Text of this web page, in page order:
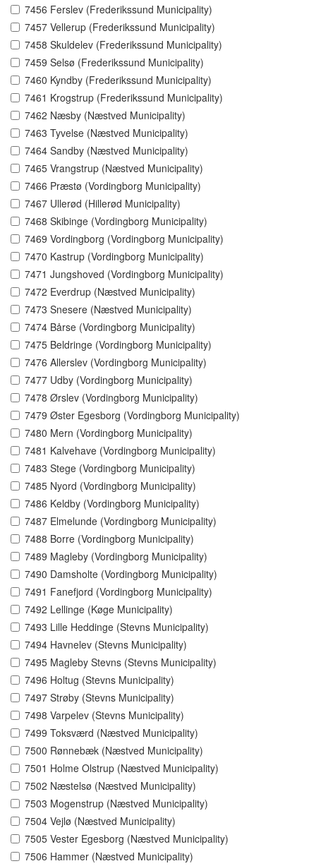
7456 Ferslev (Frederikssund Municipality)
7457 Vellerup (Frederikssund Municipality)
7458 Skuldelev (Frederikssund Municipality)
7459 Selsø (Frederikssund Municipality)
7460 Kyndby (Frederikssund Municipality)
7461 Krogstrup (Frederikssund Municipality)
7462 Næsby (Næstved Municipality)
7463 Tyvelse (Næstved Municipality)
7464 Sandby (Næstved Municipality)
7465 Vrangstrup (Næstved Municipality)
7466 Præstø (Vordingborg Municipality)
7467 Ullerød (Hillerød Municipality)
7468 Skibinge (Vordingborg Municipality)
7469 Vordingborg (Vordingborg Municipality)
7470 Kastrup (Vordingborg Municipality)
7471 Jungshoved (Vordingborg Municipality)
7472 Everdrup (Næstved Municipality)
7473 Snesere (Næstved Municipality)
7474 Bårse (Vordingborg Municipality)
7475 Beldringe (Vordingborg Municipality)
7476 Allerslev (Vordingborg Municipality)
7477 Udby (Vordingborg Municipality)
7478 Ørslev (Vordingborg Municipality)
7479 Øster Egesborg (Vordingborg Municipality)
7480 Mern (Vordingborg Municipality)
7481 Kalvehave (Vordingborg Municipality)
7483 Stege (Vordingborg Municipality)
7485 Nyord (Vordingborg Municipality)
7486 Keldby (Vordingborg Municipality)
7487 Elmelunde (Vordingborg Municipality)
7488 Borre (Vordingborg Municipality)
7489 Magleby (Vordingborg Municipality)
7490 Damsholte (Vordingborg Municipality)
7491 Fanefjord (Vordingborg Municipality)
7492 Lellinge (Køge Municipality)
7493 Lille Heddinge (Stevns Municipality)
7494 Havnelev (Stevns Municipality)
7495 Magleby Stevns (Stevns Municipality)
7496 Holtug (Stevns Municipality)
7497 Strøby (Stevns Municipality)
7498 Varpelev (Stevns Municipality)
7499 Toksværd (Næstved Municipality)
7500 Rønnebæk (Næstved Municipality)
7501 Holme Olstrup (Næstved Municipality)
7502 Næstelsø (Næstved Municipality)
7503 Mogenstrup (Næstved Municipality)
7504 Vejlø (Næstved Municipality)
7505 Vester Egesborg (Næstved Municipality)
7506 Hammer (Næstved Municipality)